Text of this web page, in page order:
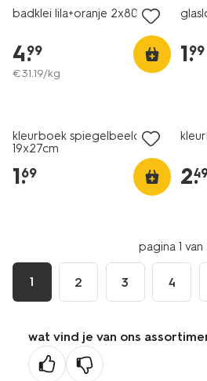
badklei lila+oranje 2x80g
4.
99
€31.19/kg
1.
99
kleurboek spiegelbeeld
19x27cm
1.
69 2.
pagina 1 van
1 2 3 4
wat vind je van ons